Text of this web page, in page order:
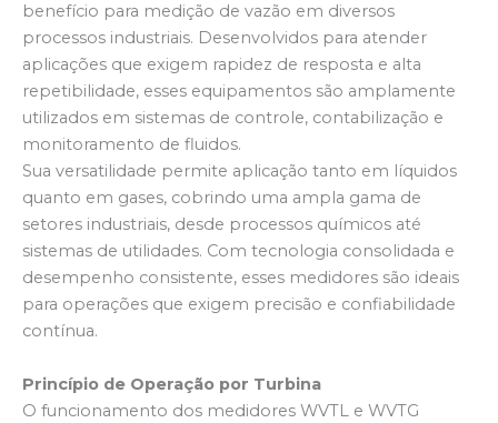
benefício para medição de vazão em diversos
processos industriais. Desenvolvidos para atender
aplicações que exigem rapidez de resposta e alta
repetibilidade, esses equipamentos são amplamente
utilizados em sistemas de controle, contabilização e
monitoramento de fluidos.
Sua versatilidade permite aplicação tanto em líquidos
quanto em gases, cobrindo uma ampla gama de
setores industriais, desde processos químicos até
sistemas de utilidades. Com tecnologia consolidada e
desempenho consistente, esses medidores são ideais
para operações que exigem precisão e confiabilidade
contínua.
Princípio de Operação por Turbina
O funcionamento dos medidores WVTL e WVTG